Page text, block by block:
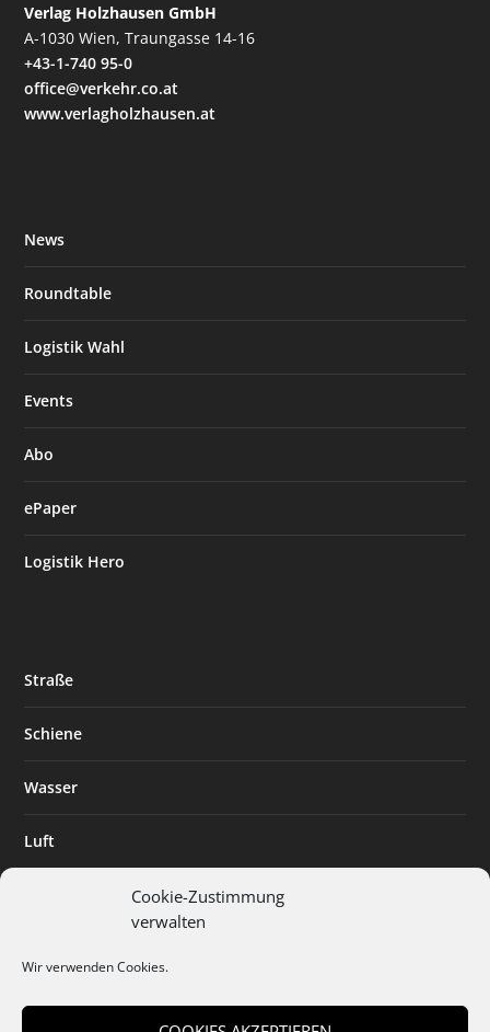
Cookie-Zustimmung
verwalten
Wir verwenden Cookies.
Verlag Holzhausen GmbH
A-1030 Wien, Traungasse 14-16
+43-1-740 95-0
office@verkehr.co.at
www.verlagholzhausen.at
News
Roundtable
Logistik Wahl
Events
Abo
ePaper
Logistik Hero
Straße
Schiene
Wasser
Luft
Digitalisierung